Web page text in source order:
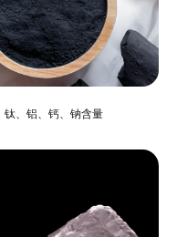
、铝、钙、钠含量